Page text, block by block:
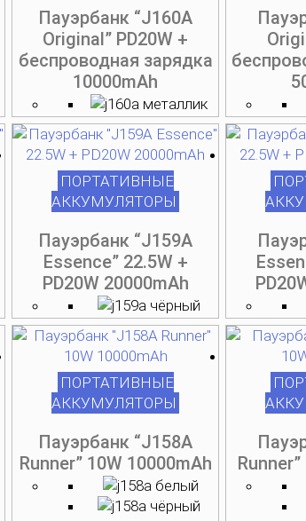
Пауэрбанк “J160A
Original” PD20W +
беспроводная зарядка
10000mAh
странице
товара.
ПОРТАТИВНЫЕ
АККУМУЛЯТОРЫ
Пауэрбанк “J159A
Essence” 22.5W +
PD20W 20000mAh
странице
товара.
ПОРТАТИВНЫЕ
АККУМУЛЯТОРЫ
Пауэрбанк “J158A
Runner” 10W 10000mAh
странице
товара.
странице
товара.
странице
товара.